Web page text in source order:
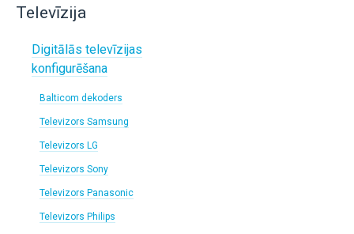
Televīzija
Digitālās televīzijas
konfigurēšana
Balticom dekoders
Televizors Samsung
Televizors LG
Televizors Sony
Televizors Panasonic
Televizors Philips